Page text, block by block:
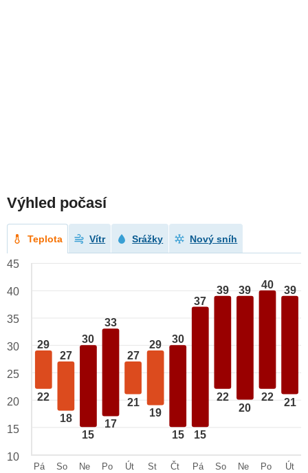
Výhled počasí
Teplota Vítr Srážky Nový sníh
29
22
27
18
30
15
33
17
27
21
29
19
30
15
37
15
39
22
39
20
40
22
39
21
45
40
35
30
25
20
15
10
Pá
So
Ne
Po
Út
St
Čt
Pá
So
Ne
Po
Út